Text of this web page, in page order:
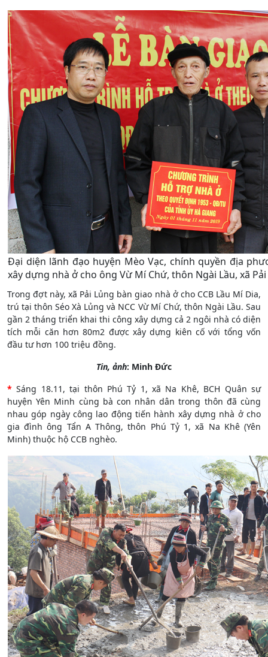
Đại diện lãnh đạo huyện Mèo Vạc, chính quyền địa
xây dựng nhà ở cho ông Vừ Mí Chứ, thôn Ngài Lầu, xã
Trong đợt này, xã Pải Lủng bàn giao nhà ở cho CCB Lầu Mí Dia,
trú tại thôn Séo Xà Lủng và NCC Vừ Mí Chứ, thôn Ngài Lầu. Sau
gần 2 tháng triển khai thi công xây dựng cả 2 ngôi nhà có diện
tích mỗi căn hơn 80m2 được xây dựng kiên cố với tổng vốn
đầu tư hơn 100 triệu đồng.
Tin, ảnh: Minh Đức
* Sáng 18.11, tại thôn Phú Tỷ 1, xã Na Khê, BCH Quân sự
huyện Yên Minh cùng bà con nhân dân trong thôn đã cùng
nhau góp ngày công lao động tiến hành xây dựng nhà ở cho
gia đình ông Tẩn A Thông, thôn Phú Tỷ 1, xã Na Khê (Yên
Minh) thuộc hộ CCB nghèo.